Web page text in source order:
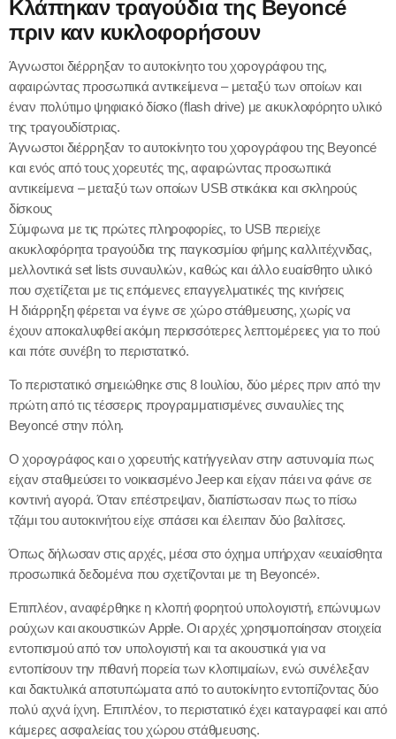
Θέατρο
Φαγητό
Διαγωνισμοί
Επικοινωνία
Ακόλουθες εκπομπές
Κλάπηκαν τραγούδια της Beyoncé
πριν καν κυκλοφορήσουν
Άγνωστοι διέρρηξαν το αυτοκίνητο του χορογράφου της,
αφαιρώντας προσωπικά αντικείμενα – μεταξύ των οποίων και
έναν πολύτιμο ψηφιακό δίσκο (flash drive) με ακυκλοφόρητο υλικό
της τραγουδίστριας.
Άγνωστοι διέρρηξαν το αυτοκίνητο του χορογράφου της Beyoncé
και ενός από τους χορευτές της, αφαιρώντας προσωπικά
αντικείμενα – μεταξύ των οποίων USB στικάκια και σκληρούς
δίσκους
Σύμφωνα με τις πρώτες πληροφορίες, το USB περιείχε
ακυκλοφόρητα τραγούδια της παγκοσμίου φήμης καλλιτέχνιδας,
μελλοντικά set lists συναυλιών, καθώς και άλλο ευαίσθητο υλικό
που σχετίζεται με τις επόμενες επαγγελματικές της κινήσεις
Η διάρρηξη φέρεται να έγινε σε χώρο στάθμευσης, χωρίς να
έχουν αποκαλυφθεί ακόμη περισσότερες λεπτομέρειες για το πού
και πότε συνέβη το περιστατικό.
Το περιστατικό σημειώθηκε στις 8 Ιουλίου, δύο μέρες πριν από την
πρώτη από τις τέσσερις προγραμματισμένες συναυλίες της
Beyoncé στην πόλη.
Ο χορογράφος και ο χορευτής κατήγγειλαν στην αστυνομία πως
είχαν σταθμεύσει το νοικιασμένο Jeep και είχαν πάει να φάνε σε
κοντινή αγορά. Όταν επέστρεψαν, διαπίστωσαν πως το πίσω
τζάμι του αυτοκινήτου είχε σπάσει και έλειπαν δύο βαλίτσες.
Όπως δήλωσαν στις αρχές, μέσα στο όχημα υπήρχαν «ευαίσθητα
προσωπικά δεδομένα που σχετίζονται με τη Beyoncé».
Επιπλέον, αναφέρθηκε η κλοπή φορητού υπολογιστή, επώνυμων
ρούχων και ακουστικών Apple. Οι αρχές χρησιμοποίησαν στοιχεία
εντοπισμού από τον υπολογιστή και τα ακουστικά για να
εντοπίσουν την πιθανή πορεία των κλοπιμαίων, ενώ συνέλεξαν
και δακτυλικά αποτυπώματα από το αυτοκίνητο εντοπίζοντας δύο
πολύ αχνά ίχνη. Επιπλέον, το περιστατικό έχει καταγραφεί και από
κάμερες ασφαλείας του χώρου στάθμευσης.